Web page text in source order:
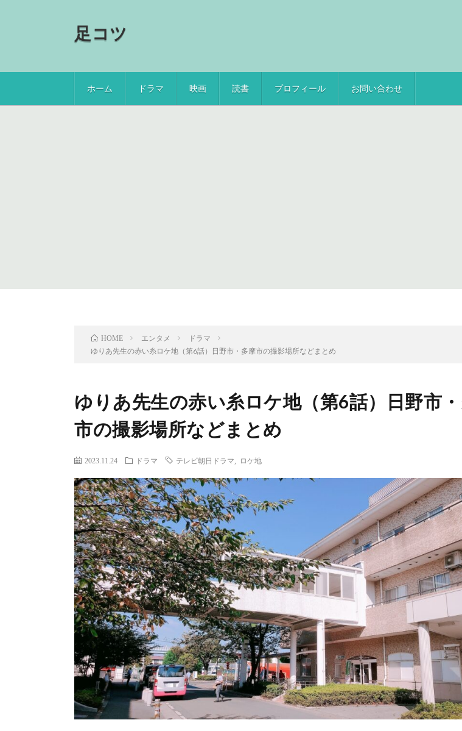
足コツ
ホーム ドラマ 映画 読書 プロフィール お問い合わせ
HOME エンタメ
ドラマ
ゆりあ先生の赤い糸ロケ地（第6話）日野市・多摩市の撮影場所などまとめ
ゆりあ先生の赤い糸ロケ地（第6話）日野市
市の撮影場所などまとめ
2023.11.24 ドラマ テレビ朝日ドラマ ロケ地